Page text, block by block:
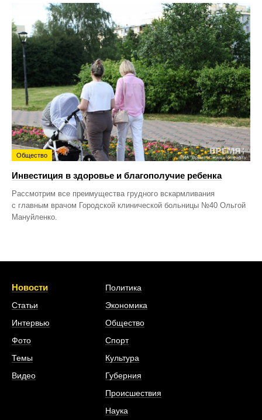
Общество
Инвестиция в здоровье и благополучие ребенка
Рассмотрим все преимущества грудного вскармливания
с главным врачом Городской клинической больницы №40 Ольгой
Мануйленко.
Новости
Статьи
Интервью
Фото
Темы
Видео
Политика
Экономика
Общество
Спорт
Культура
Губерния
Происшествия
Наука